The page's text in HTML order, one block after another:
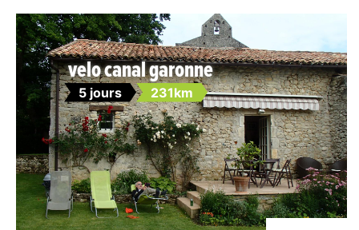
velo canal garonne
5 jours 231km